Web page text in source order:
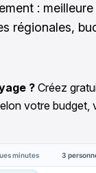
:
régionales,
? Créez
votre budget,